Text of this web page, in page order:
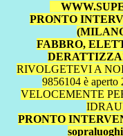
PRONTO
FABBRO,
RIVOLGETEVI A
9856104 è aperto
VELOCEMENTE
PRONTO